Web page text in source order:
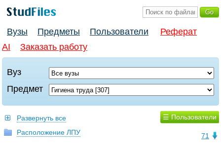
Вузы Предметы Пользователи
Реферат
AI
Заказать работу
Вуз
Предмет
☰ Пользователи
Развернуть все
71
Расположение ЛПУ